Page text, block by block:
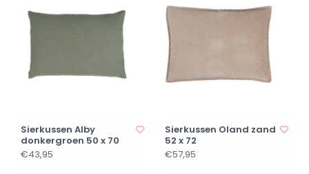
Sierkussen Alby
donkergroen 50 x 70
€43,95
Sierkussen Oland zand
52 x 72
€57,95